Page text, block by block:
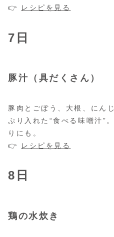
👉
レシピを見る
7日
豚汁（具だくさん）
豚肉とごぼう、大根、にん
ぷり入れた“食べる味噌汁”
りにも。
👉
レシピを見る
8日
鶏の水炊き